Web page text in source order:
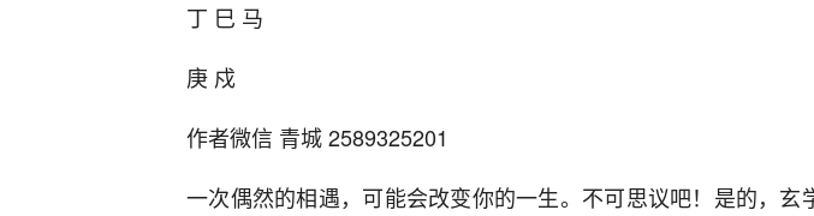
丁 巳 马
庚 戍
作者微信 青城 2589325201
一次偶然的相遇，可能会改变你的一生。不可思议吧！是的，玄